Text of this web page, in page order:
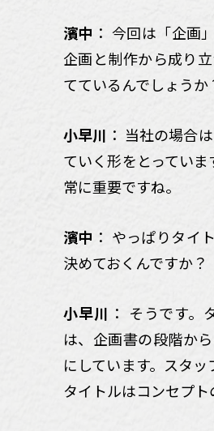
濱中 ： 今回は「企画
企画と制作から成り
てているんでしょうか
小早川 ： 当社の場合
ていく形をとってい
常に重要ですね。
濱中 ： やっぱりタイ
決めておくんですか？
小早川 ： そうです
は、企画書の段階か
にしています。スタ
タイトルはコンセプト